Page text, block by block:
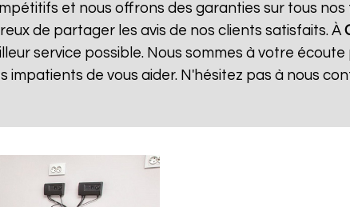
et nous offrons des garanties sur tous nos
de partager les avis de nos clients satisfaits. À
service possible. Nous sommes à votre
impatients de vous aider. N'hésitez pas à nous